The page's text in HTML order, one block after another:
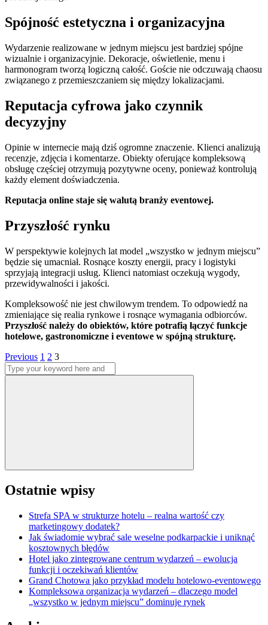
Spójność estetyczna i organizacyjna
Wydarzenie realizowane w jednym miejscu jest bardziej spójne
wizualnie i organizacyjnie. Dekoracje, oświetlenie, menu i
harmonogram tworzą logiczną całość. Goście nie odczuwają chaosu
związanego z przemieszczaniem się między lokalizacjami.
Reputacja cyfrowa jako czynnik
decyzyjny
Opinie w internecie mają dziś ogromne znaczenie. Klienci analizują
recenzje, zdjęcia i komentarze. Obiekty oferujące kompleksową
obsługę częściej otrzymują pozytywne oceny, ponieważ kontrolują
każdy element doświadczenia.
Reputacja online staje się walutą branży eventowej.
Przyszłość rynku
W perspektywie kolejnych lat model „wszystko w jednym miejscu”
będzie się umacniał. Rosnące koszty energii, pracy i logistyki
sprzyjają integracji usług. Klienci natomiast oczekują wygody,
przewidywalności i jakości.
Kompleksowość nie jest chwilowym trendem. To odpowiedź na
zmieniające się realia rynkowe i rosnące wymagania odbiorców.
Przyszłość należy do obiektów, które potrafią łączyć funkcje
hotelowe, gastronomiczne i eventowe w spójną strukturę.
Stronicowanie
wpisów
Previous Page
1 Page
2 Page
3
Search
for:
Ostatnie wpisy
Strefa SPA w strukturze hotelu – realna wartość czy
marketingowy dodatek?
Jak świadomie wybrać sale weselne podkarpackie i uniknąć
kosztownych błędów
Hotel jako zintegrowane centrum wydarzeń – ewolucja
funkcji i oczekiwań klientów
Grand Chotowa jako przykład modelu hotelowo-eventowego
Kompleksowa organizacja wydarzeń – dlaczego model
„wszystko w jednym miejscu” dominuje rynek